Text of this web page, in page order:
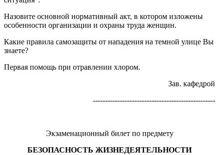
Назовите основной нормативный акт, в котором изложены
особенности организации и охраны труда женщин.
Какие правила самозащиты от нападения на темной улице Вы
знаете?
Первая помощь при отравлении хлором.
Зав. кафедрой
--------------------------------------------------
Экзаменационный билет по предмету
БЕЗОПАСНОСТЬ ЖИЗНЕДЕЯТЕЛЬНОСТИ